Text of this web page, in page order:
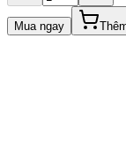
Mua ngay